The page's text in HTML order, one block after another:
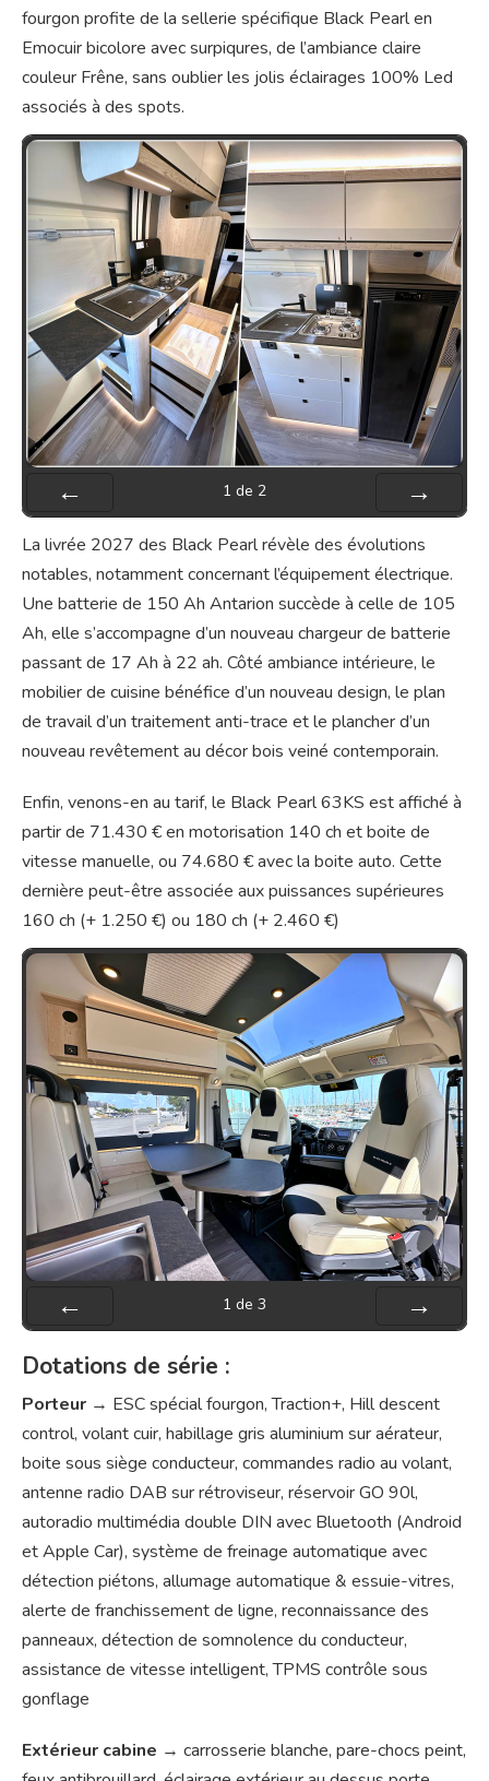
fourgon profite de la sellerie spécifique Black Pearl en
Emocuir bicolore avec surpiqures, de l’ambiance claire
couleur Frêne, sans oublier les jolis éclairages 100% Led
associés à des spots.
1 de 2
La livrée 2027 des Black Pearl révèle des évolutions
notables, notamment concernant l’équipement électrique.
Une batterie de 150 Ah Antarion succède à celle de 105
Ah, elle s’accompagne d’un nouveau chargeur de batterie
passant de 17 Ah à 22 ah. Côté ambiance intérieure, le
mobilier de cuisine bénéfice d’un nouveau design, le plan
de travail d’un traitement anti-trace et le plancher d’un
nouveau revêtement au décor bois veiné contemporain.
Enfin, venons-en au tarif, le Black Pearl 63KS est affiché à
partir de 71.430 € en motorisation 140 ch et boite de
vitesse manuelle, ou 74.680 € avec la boite auto. Cette
dernière peut-être associée aux puissances supérieures
160 ch (+ 1.250 €) ou 180 ch (+ 2.460 €)
1 de 3
Dotations de série :
Porteur → ESC spécial fourgon, Traction+, Hill descent
control, volant cuir, habillage gris aluminium sur aérateur,
boite sous siège conducteur, commandes radio au volant,
antenne radio DAB sur rétroviseur, réservoir GO 90l,
autoradio multimédia double DIN avec Bluetooth (Android
et Apple Car), système de freinage automatique avec
détection piétons, allumage automatique & essuie-vitres,
alerte de franchissement de ligne, reconnaissance des
panneaux, détection de somnolence du conducteur,
assistance de vitesse intelligent, TPMS contrôle sous
gonflage
Extérieur cabine → carrosserie blanche, pare-chocs peint,